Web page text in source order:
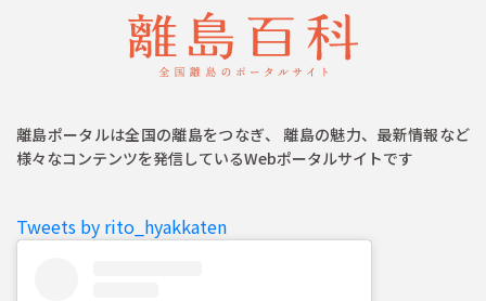
離島ポータルは全国の離島をつなぎ、 離島の魅力、最新情報など
様々なコンテンツを発信しているWebポータルサイトです
Tweets by rito_hyakkaten